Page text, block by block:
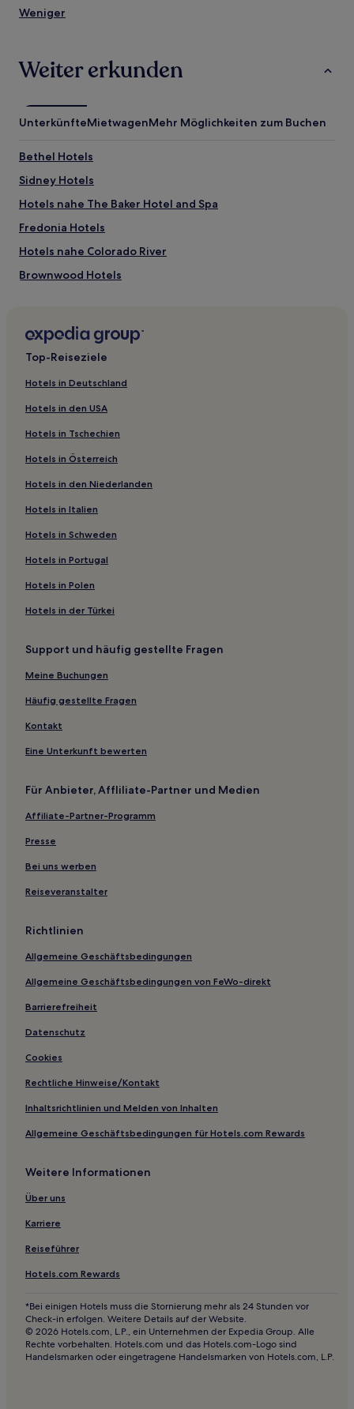
Weniger
Weiter erkunden
UnterkünfteMietwagenMehr Möglichkeiten zum Buchen
Bethel Hotels
Sidney Hotels
Hotels nahe The Baker Hotel and Spa
Fredonia Hotels
Hotels nahe Colorado River
Brownwood Hotels
Hotels nahe Fort Phantom Hill
Stephens County: Hotels
Hotels nahe Buffalo Gap Historic Village
Lampasas Hotels
Killeen Hotels
Hotels nahe Hords Creek Lake
Eula Hotels
Callahan County: Hotels
Granbury Hotels
Hotels nahe Granbury City Park
Hotels nahe Inks Lake State Park
Hotels nahe Fort Griffin State Historic Site
Abilene Hotels
Hotels nahe Howard Payne University
Voss Hotels
Blanket Hotels
Ballinger Hotels
Motels in Killeen
Motels in Texas
Motels in Fredericksburg
Aparthotels in Fort Worth
Aparthotels in Austin
B&B in Austin
Motels in Stephenville
Motels in Arlington
Hotels mit Pool in Arlington
Haustierfreundliche in Arlington
Haustierfreundliche in Waco
Hotels mit Küchenzeile in Waco
Hotels mit Küchenzeile in Killeen
Hotels mit Parkplatz in Killeen
Haustierfreundliche in Killeen
Günstige in Killeen
Business in Mineral Wells
Haustierfreundliche in Sonora
Günstige in Granbury
Familien in Roanoke
Günstige in White Settlement
Top-Reiseziele
Hotels in Deutschland
Hotels in den USA
Hotels in Tschechien
Hotels in Österreich
Hotels in den Niederlanden
Hotels in Italien
Hotels in Schweden
Hotels in Portugal
Hotels in Polen
Hotels in der Türkei
Support und häufig gestellte Fragen
Meine Buchungen
Häufig gestellte Fragen
Kontakt
Eine Unterkunft bewerten
Für Anbieter, Affliliate-Partner und Medien
Affiliate-Partner-Programm
Presse
Bei uns werben
Reiseveranstalter
Richtlinien
Allgemeine Geschäftsbedingungen
Allgemeine Geschäftsbedingungen von FeWo-direkt
Barrierefreiheit
Datenschutz
Cookies
Rechtliche Hinweise/Kontakt
Inhaltsrichtlinien und Melden von Inhalten
Allgemeine Geschäftsbedingungen für Hotels.com Rewards
Weitere Informationen
Über uns
Karriere
Reiseführer
Hotels.com Rewards
*Bei einigen Hotels muss die Stornierung mehr als 24 Stunden vor
Check-in erfolgen. Weitere Details auf der Website.
© 2026 Hotels.com, L.P., ein Unternehmen der Expedia Group. Alle
Rechte vorbehalten. Hotels.com und das Hotels.com-Logo sind
Handelsmarken oder eingetragene Handelsmarken von Hotels.com, L.P.